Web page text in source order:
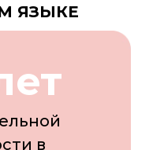
ЯЗЫКЕ
в